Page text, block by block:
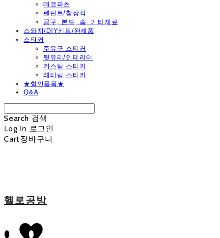
데코파츠
펜던트/참장식
공구, 본드, 솜, 기타재료
스와치/DIY키트/완제품
스티커
주유구 스티커
뒷유리/인테리어
커스텀 스티커
레터링 스티커
★할인품목★
Q&A
Search 검색
Log In 로그인
Cart장바구니
헬로공방